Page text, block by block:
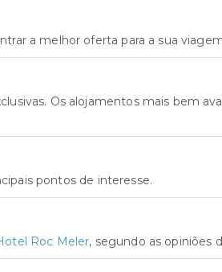
a melhor oferta para a sua
Os alojamentos mais bem
pontos de interesse.
Roc Meler, segundo as opiniões